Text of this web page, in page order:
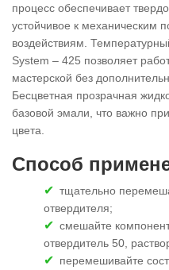
процесс обеспечивает
устойчивое к
воздействиям.
System – 425 позволяет
мастерской без
Бесцветная прозрачная
базовой эмали, что важно
цвета.
Способ
тщательно
отвердителя;
смешайте
отвердитель 50,
перемешивайте